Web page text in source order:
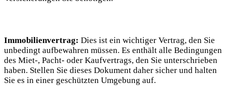
Immobilienvertrag: Dies ist ein wichtiger Vertrag, den Sie
unbedingt aufbewahren müssen. Es enthält alle Bedingungen
⁤des Miet-, Pacht- oder Kaufvertrags, den Sie ‍unterschrieben
haben. ⁢Stellen Sie dieses Dokument daher sicher und halten
Sie es in einer geschützten Umgebung auf.